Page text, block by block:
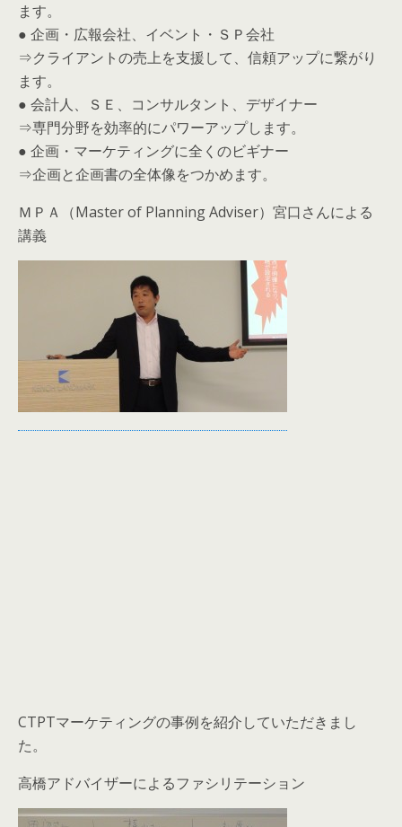
ます。
● 企画・広報会社、イベント・ＳＰ会社
⇒クライアントの売上を支援して、信頼アップに繋がり
ます。
● 会計人、ＳＥ、コンサルタント、デザイナー
⇒専門分野を効率的にパワーアップします。
● 企画・マーケティングに全くのビギナー
⇒企画と企画書の全体像をつかめます。
ＭＰＡ（Master of Planning Adviser）宮口さんによる
講義
CTPTマーケティングの事例を紹介していただきまし
た。
高橋アドバイザーによるファシリテーション